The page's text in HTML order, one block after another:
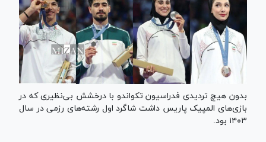
بدون هیچ تردیدی فدراسیون تکواندو با درخشش بی‌نظیری که در
بازی‌های المپیک پاریس داشت شاگرد اول رشته‌های رزمی در سال
۱۴۰۳ بود.